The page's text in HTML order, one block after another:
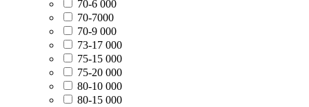
70-6 000
70-7000
70-9 000
73-17 000
75-15 000
75-20 000
80-10 000
80-15 000